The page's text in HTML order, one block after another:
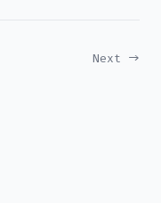
Next →